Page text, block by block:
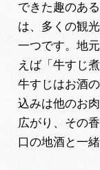
できた趣のあ
は、多くの観
一つです。地
えば「牛すじ
牛すじはお酒
込みは他のお
広がり、その
口の地酒と一